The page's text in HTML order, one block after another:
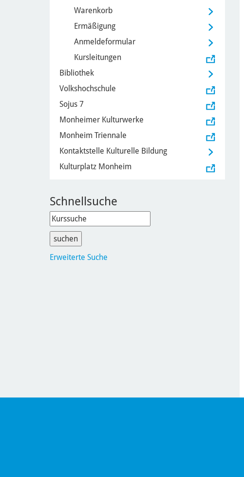
Warenkorb
Ermäßigung
Anmeldeformular
Kursleitungen
Bibliothek
Volkshochschule
Sojus 7
Monheimer Kulturwerke
Monheim Triennale
Kontaktstelle Kulturelle Bildung
Kulturplatz Monheim
Schnellsuche
Erweiterte Suche